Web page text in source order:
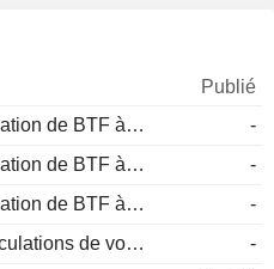
Publié
Adjudication de BTF à 12 mois
-
Adjudication de BTF à 6 mois
-
Adjudication de BTF à 3 mois
-
Immatriculations de voitures neuves (annuelles)
-